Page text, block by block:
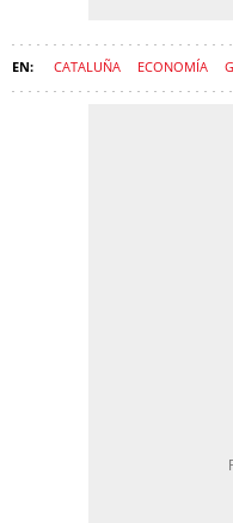
CATALUÑA ECONOMÍA